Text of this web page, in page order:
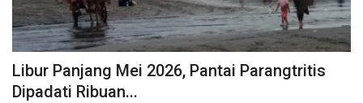
Libur Panjang Mei 2026, Pantai Parangtritis
Dipadati Ribuan...